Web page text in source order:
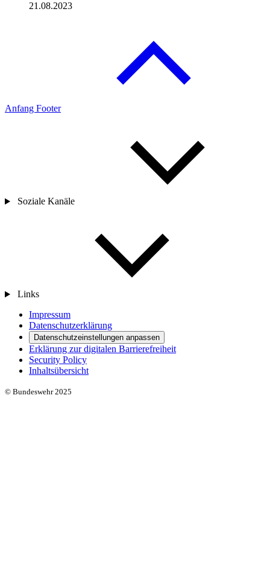
21.08.2023
Anfang Footer
Soziale Kanäle
Links
Impressum
Datenschutzerklärung
Datenschutzeinstellungen anpassen
Erklärung zur digitalen Barrierefreiheit
Security Policy
Inhaltsübersicht
© Bundeswehr 2025